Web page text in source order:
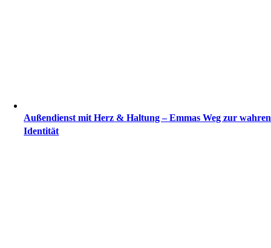
Außendienst mit Herz & Haltung – Emmas Weg zur wahren
Identität